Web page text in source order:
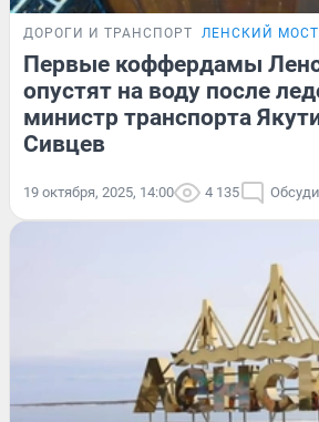
ДОРОГИ И ТРАНСПОРТ ЛЕНСКИЙ
Первые коффердамы
опустят на воду после
министр транспорта
Сивцев
19 октября, 2025, 14:00 4 135